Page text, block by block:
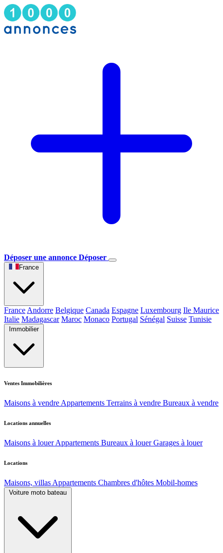
Déposer une annonce Déposer
France
France Andorre Belgique Canada Espagne Luxembourg Ile Maurice
Italie Madagascar Maroc Monaco Portugal Sénégal Suisse Tunisie
Immobilier
Ventes Immobilières
Maisons à vendre Appartements Terrains à vendre Bureaux à vendre
Locations annuelles
Maisons à louer Appartements Bureaux à louer Garages à louer
Locations
Maisons, villas Appartements Chambres d'hôtes Mobil-homes
Voiture moto bateau